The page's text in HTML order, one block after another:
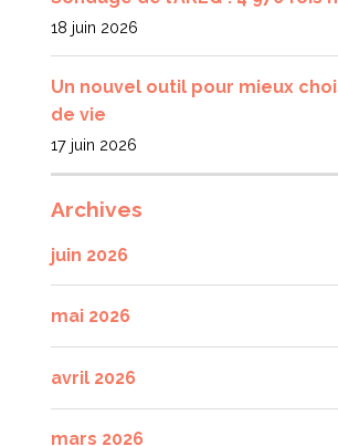
18 juin 2026
Un nouvel outil pour mieux
de vie
17 juin 2026
Archives
juin 2026
mai 2026
avril 2026
mars 2026